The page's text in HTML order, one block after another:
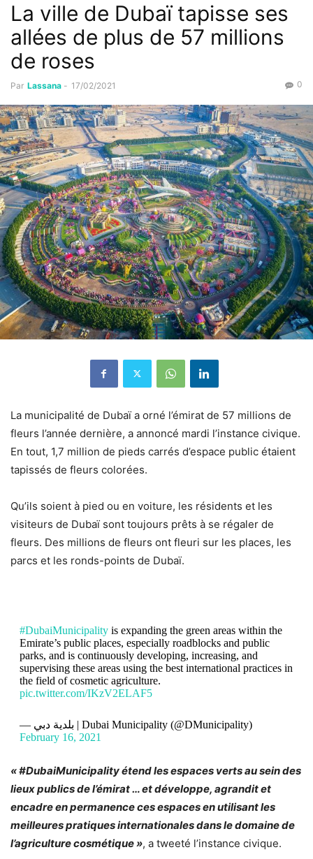
La ville de Dubaï tapisse ses
allées de plus de 57 millions
de roses
Par Lassana - 17/02/2021 0
La municipalité de Dubaï a orné l’émirat de 57 millions de
fleurs l’année dernière, a annoncé mardi l’instance civique.
En tout, 1,7 million de pieds carrés d’espace public étaient
tapissés de fleurs colorées.
Qu’ils soient à pied ou en voiture, les résidents et les
visiteurs de Dubaï sont toujours prêts à se régaler de
fleurs. Des millions de fleurs ont fleuri sur les places, les
parcs et les ronds-points de Dubaï.
#DubaiMunicipalityis expanding the green areas within the
Emirate’s public places, especially roadblocks and public
parks, and is continuously developing, increasing, and
supervising these areas using the best international practices in
the field of cosmetic agriculture.
pic.twitter.com/IKzV2ELAF5
— بلدية دبي | Dubai Municipality (@DMunicipality)
February 16, 2021
« #DubaiMunicipality étend les espaces verts au sein des
lieux publics de l’émirat … et développe, agrandit et
encadre en permanence ces espaces en utilisant les
meilleures pratiques internationales dans le domaine de
l’agriculture cosmétique », a tweeté l’instance civique.